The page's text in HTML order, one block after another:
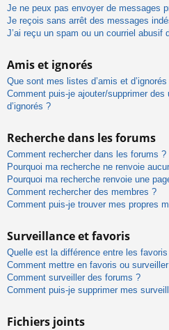
Je ne peux pas envoyer de messages
Je reçois sans arrêt des messages
J’ai reçu un spam ou un courriel abusif
Amis et ignorés
Que sont mes listes d’amis et d’ignorés
Comment puis-je ajouter/supprimer
d’ignorés ?
Recherche dans les forums
Comment rechercher dans les forums ?
Pourquoi ma recherche ne renvoie
Pourquoi ma recherche renvoie une
Comment rechercher des membres ?
Comment puis-je trouver mes propres
Surveillance et favoris
Quelle est la différence entre les
Comment mettre en favoris ou
Comment surveiller des forums ?
Comment puis-je supprimer mes
Fichiers joints